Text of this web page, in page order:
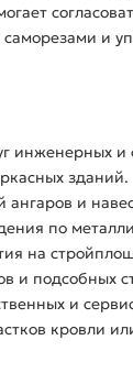
и
инженерных и
зданий.
ангаров и
по
на
и подсобных
и
кровли